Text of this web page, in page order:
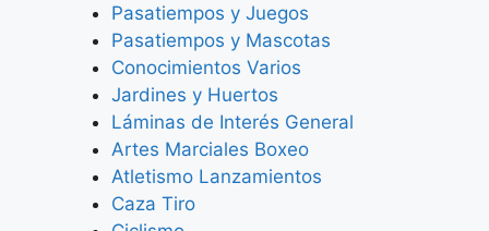
Pasatiempos y Juegos
Pasatiempos y Mascotas
Conocimientos Varios
Jardines y Huertos
Láminas de Interés General
Artes Marciales Boxeo
Atletismo Lanzamientos
Caza Tiro